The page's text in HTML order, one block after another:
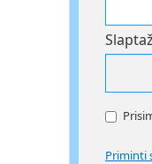
Priminti